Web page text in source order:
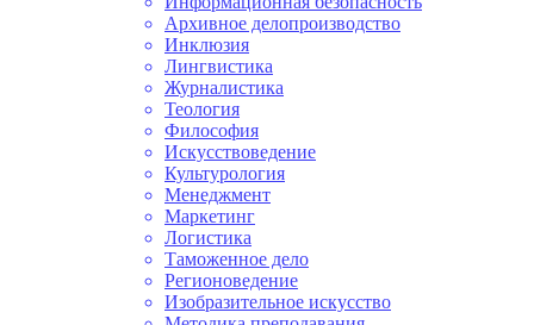
Архивное делопроизводство
Инклюзия
Лингвистика
Журналистика
Теология
Философия
Искусствоведение
Культурология
Менеджмент
Маркетинг
Логистика
Таможенное дело
Регионоведение
Изобразительное искусство